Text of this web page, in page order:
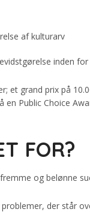
af kulturarv
inden
et grand prix på
en Public Choice
FOR?
og belønne
der står